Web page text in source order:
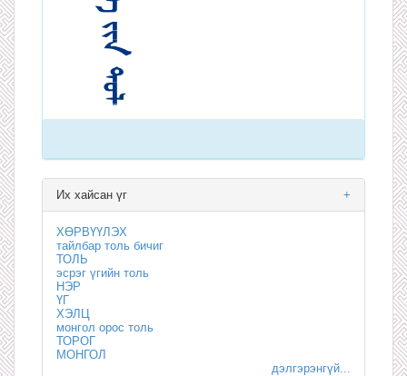
+
Их хайсан үг
ХӨРВҮҮЛЭХ
тайлбар толь бичиг
ТОЛЬ
эсрэг үгийн толь
НЭР
ҮГ
ХЭЛЦ
монгол орос толь
ТОРОГ
МОНГОЛ
дэлгэрэнгүй...